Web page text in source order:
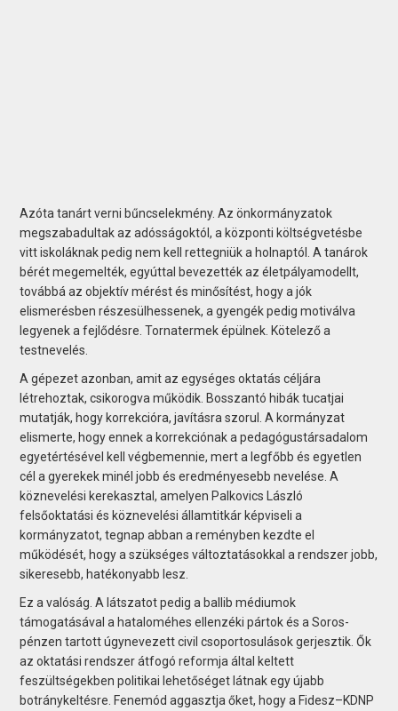
Azóta tanárt verni bűncselekmény. Az önkormányzatok
megszabadultak az adósságoktól, a központi költségvetésbe
vitt iskoláknak pedig nem kell rettegniük a holnaptól. A tanárok
bérét megemelték, egyúttal bevezették az életpályamodellt,
továbbá az objektív mérést és minősítést, hogy a jók
elismerésben részesülhessenek, a gyengék pedig motiválva
legyenek a fejlődésre. Tornatermek épülnek. Kötelező a
testnevelés.
A gépezet azonban, amit az egységes oktatás céljára
létrehoztak, csikorogva működik. Bosszantó hibák tucatjai
mutatják, hogy korrekcióra, javításra szorul. A kormányzat
elismerte, hogy ennek a korrekciónak a pedagógustársadalom
egyetértésével kell végbemennie, mert a legfőbb és egyetlen
cél a gyerekek minél jobb és eredményesebb nevelése. A
köznevelési kerekasztal, amelyen Palkovics László
felsőoktatási és köznevelési államtitkár képviseli a
kormányzatot, tegnap abban a reményben kezdte el
működését, hogy a szükséges változtatásokkal a rendszer jobb,
sikeresebb, hatékonyabb lesz.
Ez a valóság. A látszatot pedig a ballib médiumok
támogatásával a hataloméhes ellenzéki pártok és a Soros-
pénzen tartott úgynevezett civil csoportosulások gerjesztik. Ők
az oktatási rendszer átfogó reformja által keltett
feszültségekben politikai lehetőséget látnak egy újabb
botránykeltésre. Fenemód aggasztja őket, hogy a Fidesz–KDNP